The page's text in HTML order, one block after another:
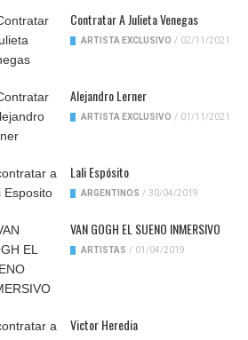
Contratar A Julieta Venegas
ARTISTA EXCLUSIVO / 02/11/2021
Alejandro Lerner
ARTISTA EXCLUSIVO / 01/11/2021
Lali Espósito
ARGENTINOS / 30/04/2019
VAN GOGH EL SUENO INMERSIVO
ARTISTAS / 01/04/2019
Victor Heredia